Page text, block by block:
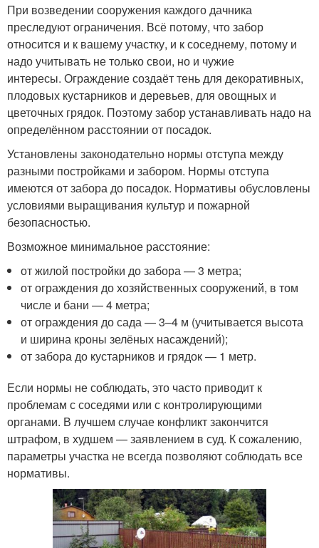
При возведении сооружения каждого дачника
преследуют ограничения. Всё потому, что забор
относится и к вашему участку, и к соседнему, потому и
надо учитывать не только свои, но и чужие
интересы. Ограждение создаёт тень для декоративных,
плодовых кустарников и деревьев, для овощных и
цветочных грядок. Поэтому забор устанавливать надо на
определённом расстоянии от посадок.
Установлены законодательно нормы отступа между
разными постройками и забором. Нормы отступа
имеются от забора до посадок. Нормативы обусловлены
условиями выращивания культур и пожарной
безопасностью.
Возможное минимальное расстояние:
от жилой постройки до забора — 3 метра;
от ограждения до хозяйственных сооружений, в том
числе и бани — 4 метра;
от ограждения до сада — 3–4 м (учитывается высота
и ширина кроны зелёных насаждений);
от забора до кустарников и грядок — 1 метр.
Если нормы не соблюдать, это часто приводит к
проблемам с соседями или с контролирующими
органами. В лучшем случае конфликт закончится
штрафом, в худшем — заявлением в суд. К сожалению,
параметры участка не всегда позволяют соблюдать все
нормативы.